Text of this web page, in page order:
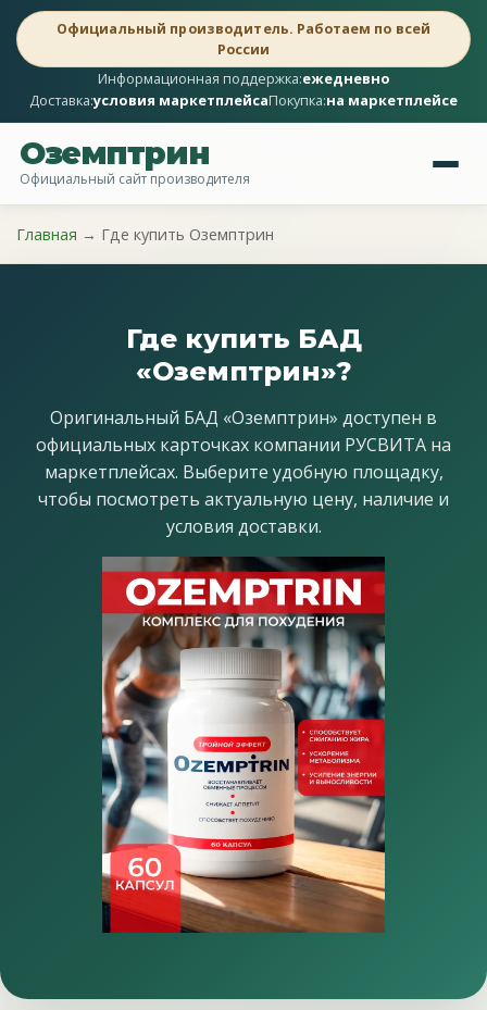
Официальный производитель. Работаем по всей
России
Информационная поддержка:ежедневно
Доставка:условия маркетплейсаПокупка:на маркетплейсе
Оземптрин
Официальный сайт производителя
Главная → Где купить Оземптрин
Где купить БАД
«Оземптрин»?
Оригинальный БАД «Оземптрин» доступен в
официальных карточках компании РУСВИТА на
маркетплейсах. Выберите удобную площадку,
чтобы посмотреть актуальную цену, наличие и
условия доставки.